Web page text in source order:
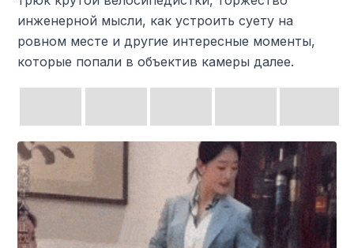
инженерной мысли, как устроить суету на
ровном месте и другие интересные моменты,
которые попали в объектив камеры далее.